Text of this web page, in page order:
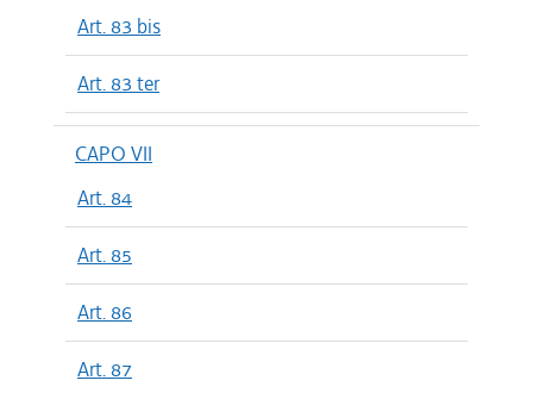
Art. 83 bis
Art. 83 ter
CAPO VII
Art. 84
Art. 85
Art. 86
Art. 87